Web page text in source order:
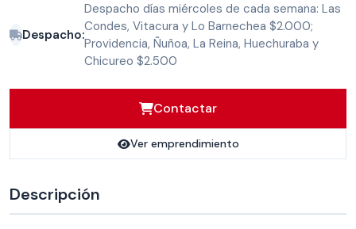
Despacho:
Despacho días miércoles de cada semana: Las
Condes, Vitacura y Lo Barnechea $2.000;
Providencia, Ñuñoa, La Reina, Huechuraba y
Chicureo $2.500
Contactar
Ver emprendimiento
Descripción